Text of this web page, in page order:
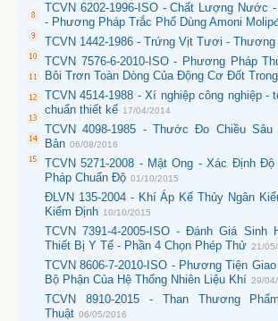
TCVN 6202-1996-ISO - Chất Lượng Nước
- Phương Pháp Trắc Phổ Dùng Amoni
TCVN 1442-1986 - Trứng Vịt Tươi - Thương
TCVN 7576-6-2010-ISO - Phương Pháp
Bôi Trơn Toàn Dòng Của Động Cơ Đốt Trong
TCVN 4514-1988 - Xí nghiệp công nghiệp -
chuẩn thiết kế 17/04/2014
TCVN 4098-1985 - Thước Đo Chiều
Bản 06/08/2016
TCVN 5271-2008 - Mật Ong - Xác Định
Pháp Chuẩn Độ 01/10/2015
ĐLVN 135-2004 - Khí Áp Kế Thủy Ngân
Kiểm Định 10/10/2015
TCVN 7391-4-2005-ISO - Đánh Giá Sinh
Thiết Bị Y Tế - Phần 4 Chọn Phép Thử 21/
TCVN 8606-7-2010-ISO - Phương Tiện
Bộ Phận Của Hệ Thống Nhiên Liệu Khí 29/
TCVN 8910-2015 - Than Thương
Thuật 06/05/2016